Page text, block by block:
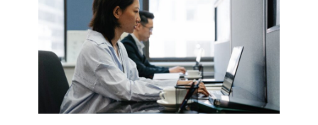
ДЛЯ
СОЗДАНИЯ
«ИСКУССТВЕННОГО
ИНЖЕНЕРА»